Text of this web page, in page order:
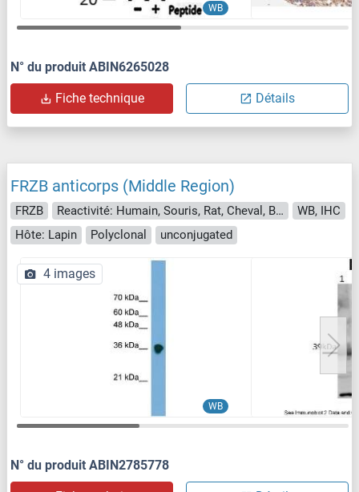
WB
N° du produit ABIN6265028
Fiche technique Détails
FRZB anticorps (Middle Region)
FRZB Reactivité: Humain, Souris, Rat, Cheval, Boeuf (Vache), Chien, Cobaye, Lapin, Poisson zèbre (Danio rerio)
WB, IHC
Hôte: Lapin
Polyclonal unconjugated
WB
4 images
N° du produit ABIN2785778